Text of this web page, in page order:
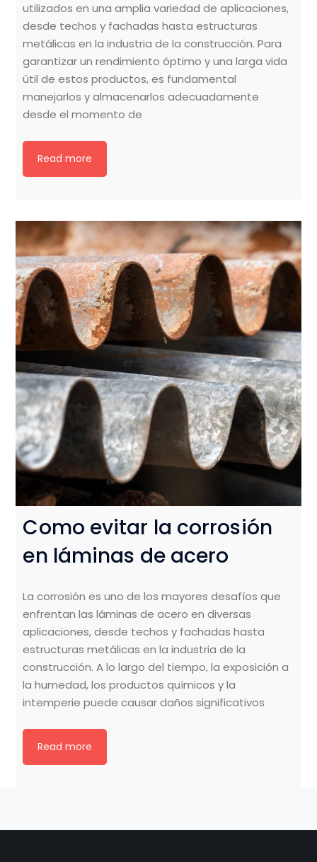
utilizados en una amplia variedad de aplicaciones,
desde techos y fachadas hasta estructuras
metálicas en la industria de la construcción. Para
garantizar un rendimiento óptimo y una larga vida
útil de estos productos, es fundamental
manejarlos y almacenarlos adecuadamente
desde el momento de
Read more
Como evitar la corrosión
en láminas de acero
La corrosión es uno de los mayores desafíos que
enfrentan las láminas de acero en diversas
aplicaciones, desde techos y fachadas hasta
estructuras metálicas en la industria de la
construcción. A lo largo del tiempo, la exposición a
la humedad, los productos químicos y la
intemperie puede causar daños significativos
Read more